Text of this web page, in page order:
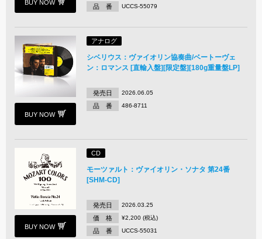
BUY NOW
品 番 UCCS-55079
BUY NOW
アナログ
シベリウス：ヴァイオリン協奏曲/ベートーヴェ
ン：ロマンス [直輸入盤][限定盤][180g重量盤LP]
発売日 2026.06.05
品 番 486-8711
BUY NOW
CD
モーツァルト：ヴァイオリン・ソナタ 第24番
[SHM-CD]
発売日 2026.03.25
価 格 ¥2,200 (税込)
品 番 UCCS-55031